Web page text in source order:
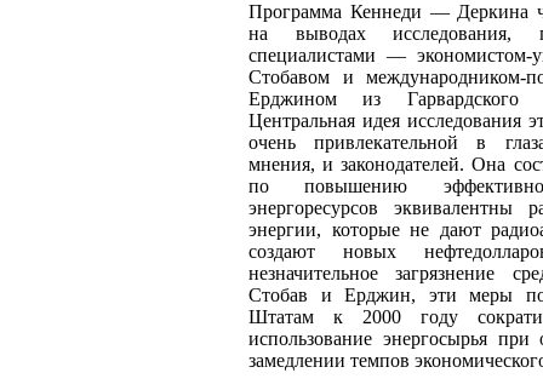
Программа Кеннеди — Деркина
на выводах исследования,
специалистами — экономистом-
Стобавом и международником-
Ерджином из Гарвардского
Центральная идея исследования
очень привлекательной в
мнения, и законодателей. Она
по повышению
энергоресурсов эквивалентны
энергии, которые не дают
создают новых
незначительное загрязнение
Стобав и Ерджин, эти меры
Штатам к 2000 году
использование энергосырья при
замедлении темпов